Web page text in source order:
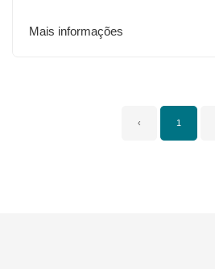
Mais informações
‹ 1